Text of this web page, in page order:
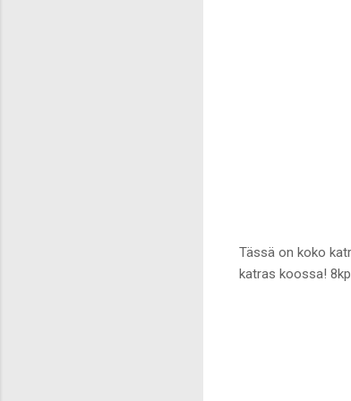
Tässä on koko
katras koossa!